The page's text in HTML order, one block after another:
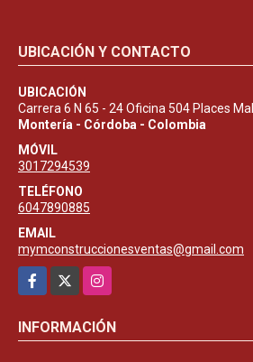
UBICACIÓN Y CONTACTO
UBICACIÓN
Carrera 6 N 65 - 24 Oficina 504 Places
Montería - Córdoba - Colombia
MÓVIL
3017294539
TELÉFONO
6047890885
EMAIL
mymconstruccionesventas@gmail.com
Facebook
Instagram
INFORMACIÓN